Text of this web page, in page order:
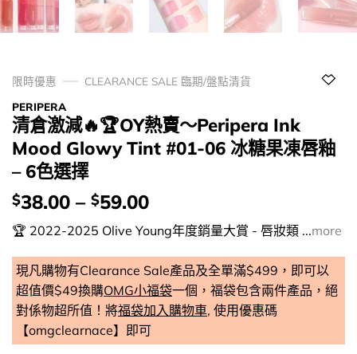
限時優惠
CLEARANCE SALE 臨期/盤點清貨
PERIPERA
清倉激減🔥🏆OY熱賣～Peripera Ink
Mood Glowy Tint #01-06 冰糖果凍唇釉
– 6色選擇
價
錢：
$38.00 – $59.00
🏆 2022-2025 Olive Young年度銷量大賞 - 唇妝類 ...more
現凡購物有Clearance Sale產品及全單滿$499，即可以
超值價$49換購OMG小福袋一個，福袋包含兩件產品，絕
對係物超所值！將福袋加入購物車, 使用優惠碼
【omgclearnace】即可